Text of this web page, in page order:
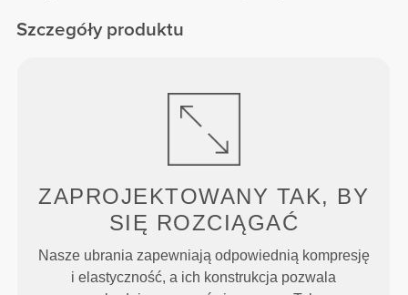
Szczegóły produktu
ZAPROJEKTOWANY TAK, BY
SIĘ ROZCIĄGAĆ
Nasze ubrania zapewniają odpowiednią kompresję
i elastyczność, a ich konstrukcja pozwala